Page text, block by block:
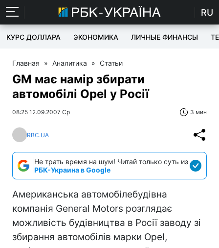
RU
КУРС ДОЛЛАРА ЭКОНОМИКА ЛИЧНЫЕ ФИНАНСЫ
Главная » Аналитика » Статьи
GM має намір збирати
автомобілі Opel у Росії
08:25 12.09.2007 Ср 3 мин
RBC.UA
Не трать время на шум! Читай только суть из
РБК-Украина в Google
Американська автомобілебудівна
компанія General Motors розглядає
можливість будівництва в Росії заводу зі
збирання автомобілів марки Opel,